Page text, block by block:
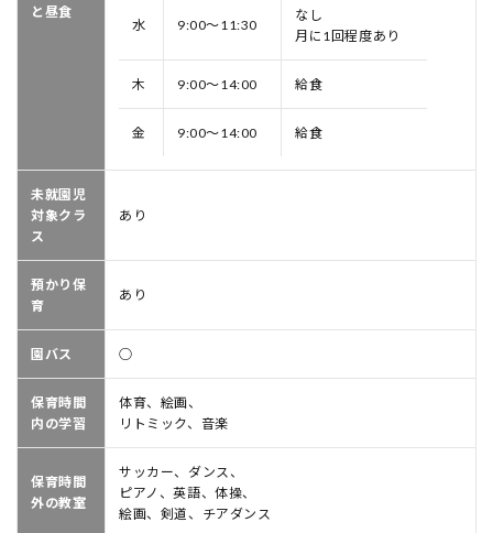
と昼食
水 9:00～11:30
なし
月に1回程度あり
木 9:00～14:00 給食
金 9:00～14:00 給食
未就園児
対象クラ
ス
あり
預かり保
育
あり
園バス ○
保育時間
内の学習
体育、絵画、
リトミック、音楽
保育時間
外の教室
サッカー、ダンス、
ピアノ、英語、体操、
絵画、剣道、チアダンス